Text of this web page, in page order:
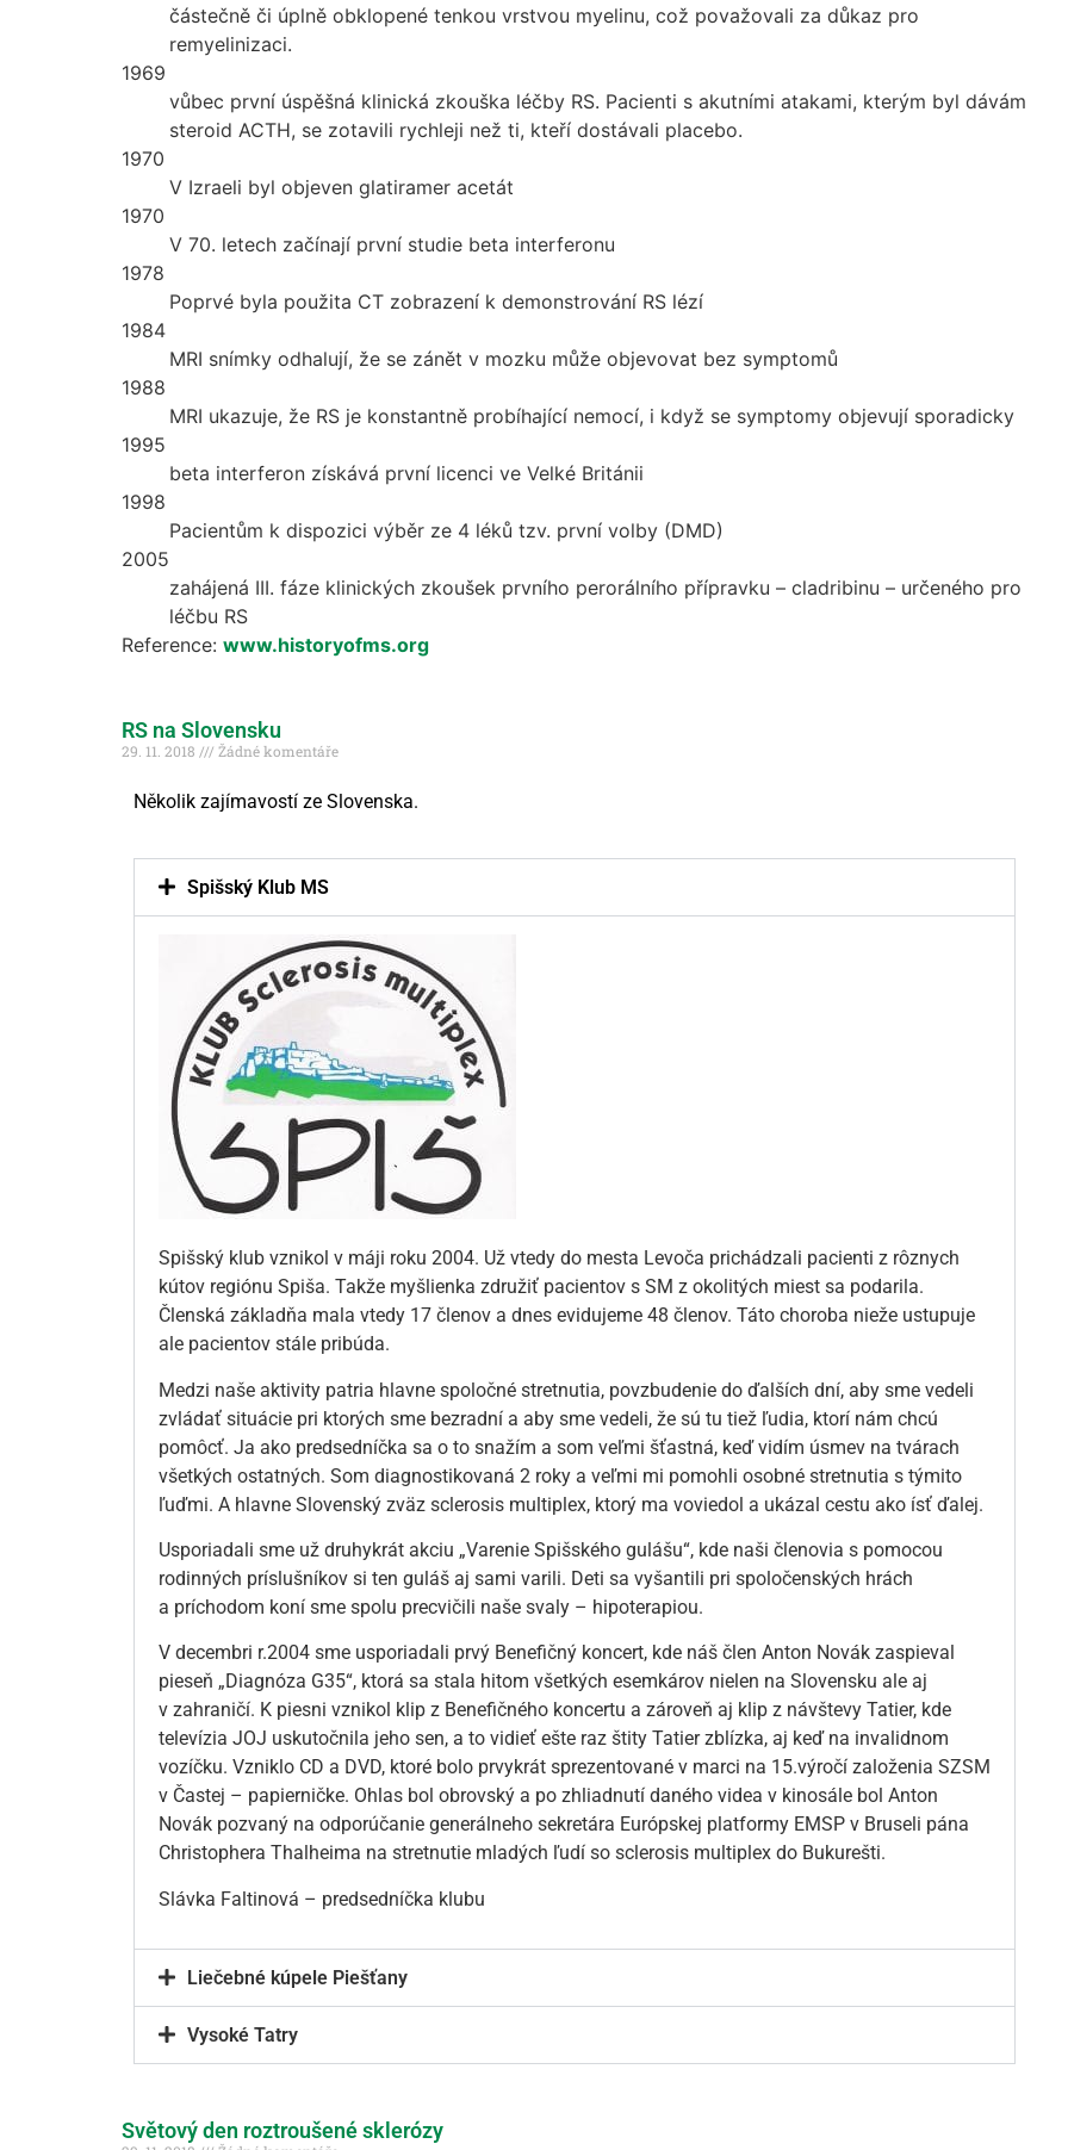
částečně či úplně obklopené tenkou vrstvou myelinu, což považovali za důkaz pro
remyelinizaci.
1969
vůbec první úspěšná klinická zkouška léčby RS. Pacienti s akutními atakami, kterým byl dávám
steroid ACTH, se zotavili rychleji než ti, kteří dostávali placebo.
1970
V Izraeli byl objeven glatiramer acetát
1970
V 70. letech začínají první studie beta interferonu
1978
Poprvé byla použita CT zobrazení k demonstrování RS lézí
1984
MRI snímky odhalují, že se zánět v mozku může objevovat bez symptomů
1988
MRI ukazuje, že RS je konstantně probíhající nemocí, i když se symptomy objevují sporadicky
1995
beta interferon získává první licenci ve Velké Británii
1998
Pacientům k dispozici výběr ze 4 léků tzv. první volby (DMD)
2005
zahájená III. fáze klinických zkoušek prvního perorálního přípravku – cladribinu – určeného pro
léčbu RS
Reference: www.historyofms.org
RS na Slovensku
29. 11. 2018 Žádné komentáře
Několik zajímavostí ze Slovenska.
Spišský Klub MS
Spišský klub vznikol v máji roku 2004. Už vtedy do mesta Levoča prichádzali pacienti z rôznych
kútov regiónu Spiša. Takže myšlienka združiť pacientov s SM z okolitých miest sa podarila.
Členská základňa mala vtedy 17 členov a dnes evidujeme 48 členov. Táto choroba nieže ustupuje
ale pacientov stále pribúda.
Medzi naše aktivity patria hlavne spoločné stretnutia, povzbudenie do ďalších dní, aby sme vedeli
zvládať situácie pri ktorých sme bezradní a aby sme vedeli, že sú tu tiež ľudia, ktorí nám chcú
pomôcť. Ja ako predsedníčka sa o to snažím a som veľmi šťastná, keď vidím úsmev na tvárach
všetkých ostatných. Som diagnostikovaná 2 roky a veľmi mi pomohli osobné stretnutia s týmito
ľuďmi. A hlavne Slovenský zväz sclerosis multiplex, ktorý ma voviedol a ukázal cestu ako ísť ďalej.
Usporiadali sme už druhykrát akciu „Varenie Spišského gulášu“, kde naši členovia s pomocou
rodinných príslušníkov si ten guláš aj sami varili. Deti sa vyšantili pri spoločenských hrách
a príchodom koní sme spolu precvičili naše svaly – hipoterapiou.
V decembri r.2004 sme usporiadali prvý Benefičný koncert, kde náš člen Anton Novák zaspieval
pieseň „Diagnóza G35“, ktorá sa stala hitom všetkých esemkárov nielen na Slovensku ale aj
v zahraničí. K piesni vznikol klip z Benefičného koncertu a zároveň aj klip z návštevy Tatier, kde
televízia JOJ uskutočnila jeho sen, a to vidieť ešte raz štity Tatier zblízka, aj keď na invalidnom
vozíčku. Vzniklo CD a DVD, ktoré bolo prvykrát sprezentované v marci na 15.výročí založenia SZSM
v Častej – papierničke. Ohlas bol obrovský a po zhliadnutí daného videa v kinosále bol Anton
Novák pozvaný na odporúčanie generálneho sekretára Európskej platformy EMSP v Bruseli pána
Christophera Thalheima na stretnutie mladých ľudí so sclerosis multiplex do Bukurešti.
Slávka Faltinová – predsedníčka klubu
Liečebné kúpele Piešťany
Vysoké Tatry
Světový den roztroušené sklerózy